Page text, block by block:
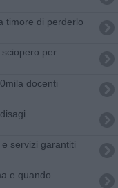
timore di perderlo
per
docenti
servizi garantiti
e quando